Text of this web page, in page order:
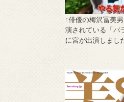
↑俳優の梅沢冨美
演されている 「バ
に宮が出演しまし